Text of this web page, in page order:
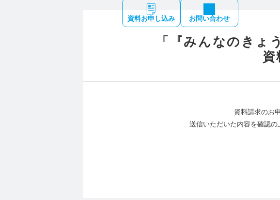
資料お申し込み お問い合わせ
「『みんなのきょ
資
資料請求のお
送信いただいた内容を確認の